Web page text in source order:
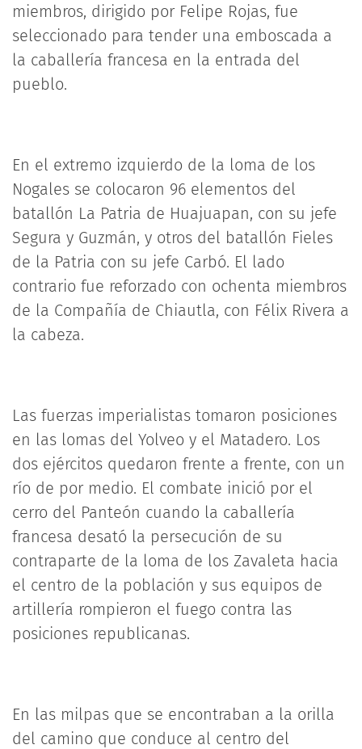
miembros, dirigido por Felipe Rojas, fue
seleccionado para tender una emboscada a
la caballería francesa en la entrada del
pueblo.
En el extremo izquierdo de la loma de los
Nogales se colocaron 96 elementos del
batallón La Patria de Huajuapan, con su jefe
Segura y Guzmán, y otros del batallón Fieles
de la Patria con su jefe Carbó. El lado
contrario fue reforzado con ochenta miembros
de la Compañía de Chiautla, con Félix Rivera a
la cabeza.
Las fuerzas imperialistas tomaron posiciones
en las lomas del Yolveo y el Matadero. Los
dos ejércitos quedaron frente a frente, con un
río de por medio. El combate inició por el
cerro del Panteón cuando la caballería
francesa desató la persecución de su
contraparte de la loma de los Zavaleta hacia
el centro de la población y sus equipos de
artillería rompieron el fuego contra las
posiciones republicanas.
En las milpas que se encontraban a la orilla
del camino que conduce al centro del